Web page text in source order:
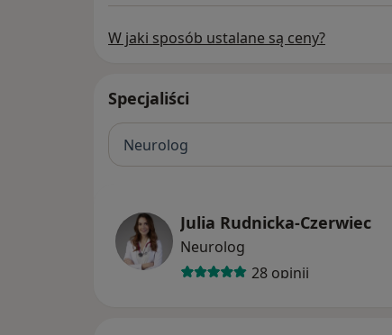
W jaki sposób ustalane są ceny?
Specjaliści
Neurolog
Julia Rudnicka-Czerwiec
Neurolog
28 opinii